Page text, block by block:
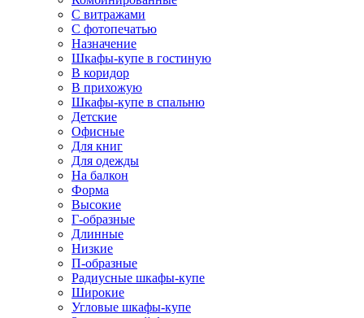
С витражами
С фотопечатью
Назначение
Шкафы-купе в гостиную
В коридор
В прихожую
Шкафы-купе в спальню
Детские
Офисные
Для книг
Для одежды
На балкон
Форма
Высокие
Г-образные
Длинные
Низкие
П-образные
Радиусные шкафы-купе
Широкие
Угловые шкафы-купе